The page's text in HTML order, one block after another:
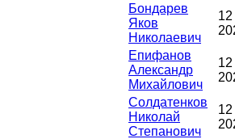
Бондарев
Яков
Николаевич
12
Епифанов
Александр
Михайлович
12
Солдатенков
Николай
Степанович
12